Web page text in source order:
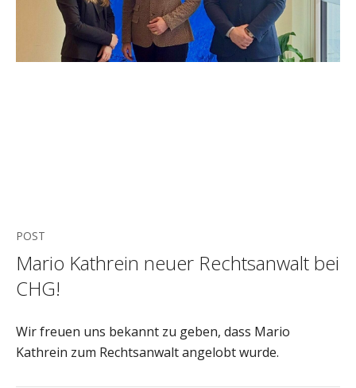
POST
Mario Kathrein neuer Rechtsanwalt bei
CHG!
Wir freuen uns bekannt zu geben, dass Mario
Kathrein zum Rechtsanwalt angelobt wurde.